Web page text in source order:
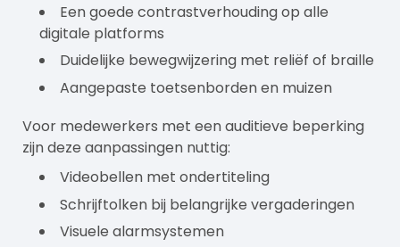
Een goede contrastverhouding op alle
digitale platforms
Duidelijke bewegwijzering met reliëf of braille
Aangepaste toetsenborden en muizen
Voor medewerkers met een auditieve beperking
zijn deze aanpassingen nuttig:
Videobellen met ondertiteling
Schrijftolken bij belangrijke vergaderingen
Visuele alarmsystemen